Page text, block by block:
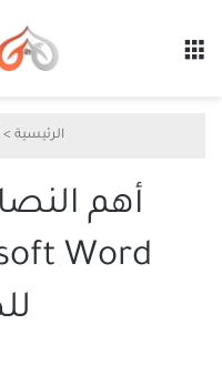
الرئيسية >
أهم